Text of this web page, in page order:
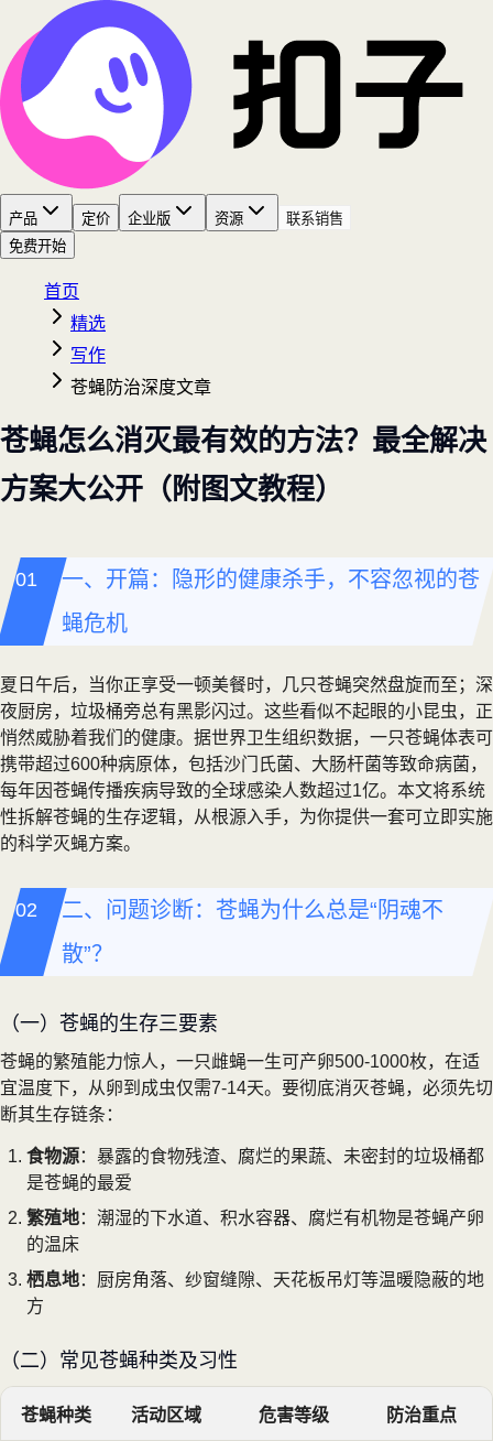
产品 定价 企业版 资源
联系销售
免费开始
首页
精选
写作
苍蝇防治深度文章
苍蝇怎么消灭最有效的方法？最全解决
方案大公开（附图文教程）
一、开篇：隐形的健康杀手，不容忽视的苍
蝇危机
夏日午后，当你正享受一顿美餐时，几只苍蝇突然盘旋而至；深
夜厨房，垃圾桶旁总有黑影闪过。这些看似不起眼的小昆虫，正
悄然威胁着我们的健康。据世界卫生组织数据，一只苍蝇体表可
携带超过600种病原体，包括沙门氏菌、大肠杆菌等致命病菌，
每年因苍蝇传播疾病导致的全球感染人数超过1亿。本文将系统
性拆解苍蝇的生存逻辑，从根源入手，为你提供一套可立即实施
的科学灭蝇方案。
二、问题诊断：苍蝇为什么总是“阴魂不
散”？
（一）苍蝇的生存三要素
苍蝇的繁殖能力惊人，一只雌蝇一生可产卵500-1000枚，在适
宜温度下，从卵到成虫仅需7-14天。要彻底消灭苍蝇，必须先切
断其生存链条：
食物源：暴露的食物残渣、腐烂的果蔬、未密封的垃圾桶都
是苍蝇的最爱
繁殖地：潮湿的下水道、积水容器、腐烂有机物是苍蝇产卵
的温床
栖息地：厨房角落、纱窗缝隙、天花板吊灯等温暖隐蔽的地
方
（二）常见苍蝇种类及习性
苍蝇种类 活动区域 危害等级 防治重点